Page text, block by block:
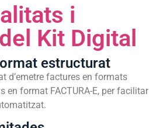
i
Kit Digital
estructurat
d’emetre factures en formats
en format FACTURA-E, per facilitar